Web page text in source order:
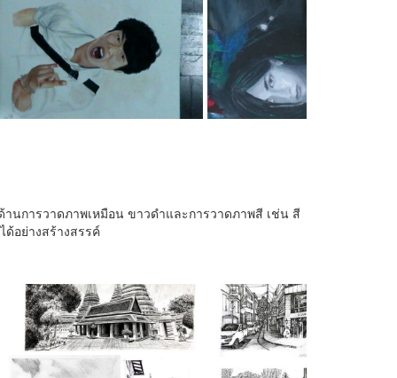
นการวาดภาพเหมือน ขาวดำและการวาดภาพสี เช่น สี
อย่างสร้างสรรค์